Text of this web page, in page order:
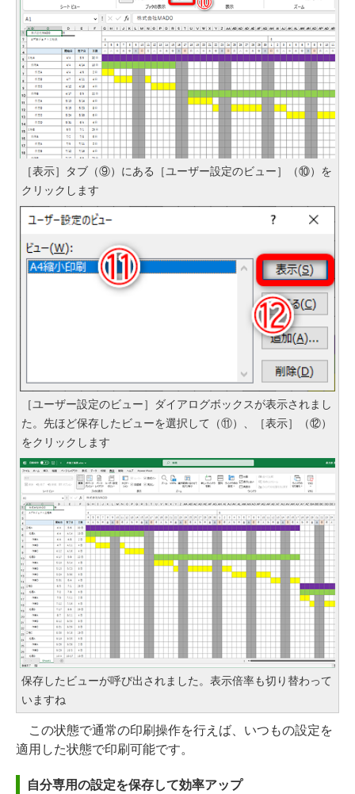
［表示］タブ（⑨）にある［ユーザー設定のビュー］（⑩）を
クリックします
［ユーザー設定のビュー］ダイアログボックスが表示されまし
た。先ほど保存したビューを選択して（⑪）、［表示］（⑫）
をクリックします
保存したビューが呼び出されました。表示倍率も切り替わって
いますね
この状態で通常の印刷操作を行えば、いつもの設定を
適用した状態で印刷可能です。
自分専用の設定を保存して効率アップ